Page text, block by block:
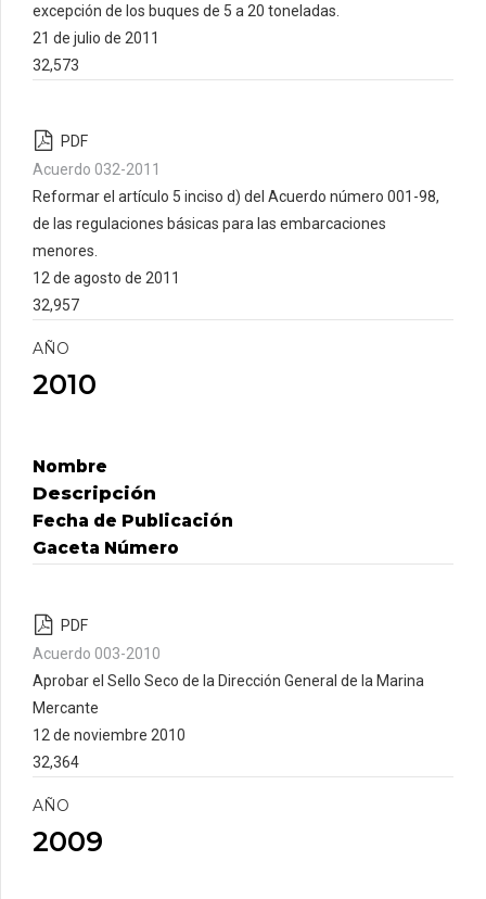
excepción de los buques de 5 a 20 toneladas.
21 de julio de 2011
32,573
PDF
Acuerdo 032-2011
Reformar el artículo 5 inciso d) del Acuerdo número 001-98,
de las regulaciones básicas para las embarcaciones
menores.
12 de agosto de 2011
32,957
AÑO
2010
Nombre
Descripción
Fecha de Publicación
Gaceta Número
PDF
Acuerdo 003-2010
Aprobar el Sello Seco de la Dirección General de la Marina
Mercante
12 de noviembre 2010
32,364
AÑO
2009